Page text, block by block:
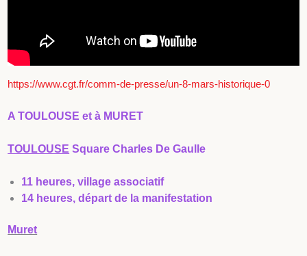
https://www.cgt.fr/comm-de-presse/un-8-mars-historique-0
A TOULOUSE et à MURET
TOULOUSE Square Charles De Gaulle
11 heures, village associatif
14 heures, départ de la manifestation
Muret